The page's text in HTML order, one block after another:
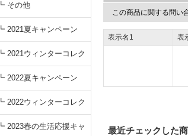
┗ その他
┗ 2021夏キャンペーン
┗ 2021ウィンターコレク
ション
┗ 2022夏キャンペーン
┗ 2022ウィンターコレク
ション
┗ 2023春の生活応援キャ
この商品に関する問い
表示名1 表
最近チェックした